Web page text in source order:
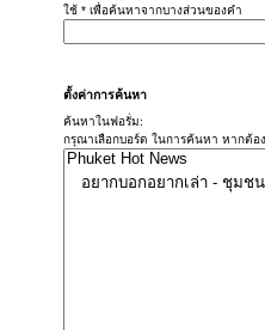
ใช้ * เพื่อค้นหาจากบางส่วนของคำ
ตั้งค่าการค้นหา
ค้นหาในฟอรั่ม:
กรุณาเลือกบอร์ด ในการค้นหา หากต้